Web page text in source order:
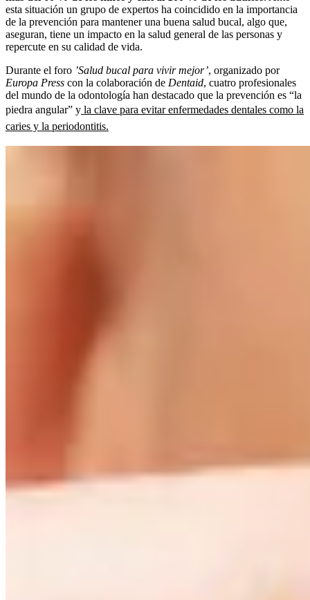
esta situación un grupo de expertos ha coincidido en la importancia
de la prevención para mantener una buena salud bucal, algo que,
aseguran, tiene un impacto en la salud general de las personas y
repercute en su calidad de vida.
Durante el foro ’Salud bucal para vivir mejor’, organizado por
Europa Press con la colaboración de Dentaid, cuatro profesionales
del mundo de la odontología han destacado que la prevención es “la
piedra angular” y la clave para evitar enfermedades dentales como la
caries y la periodontitis.